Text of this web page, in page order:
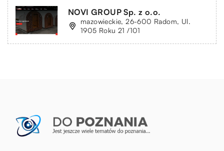
NOVI GROUP Sp. z o.o.
mazowieckie, 26-600 Radom, Ul.
1905 Roku 21 /101